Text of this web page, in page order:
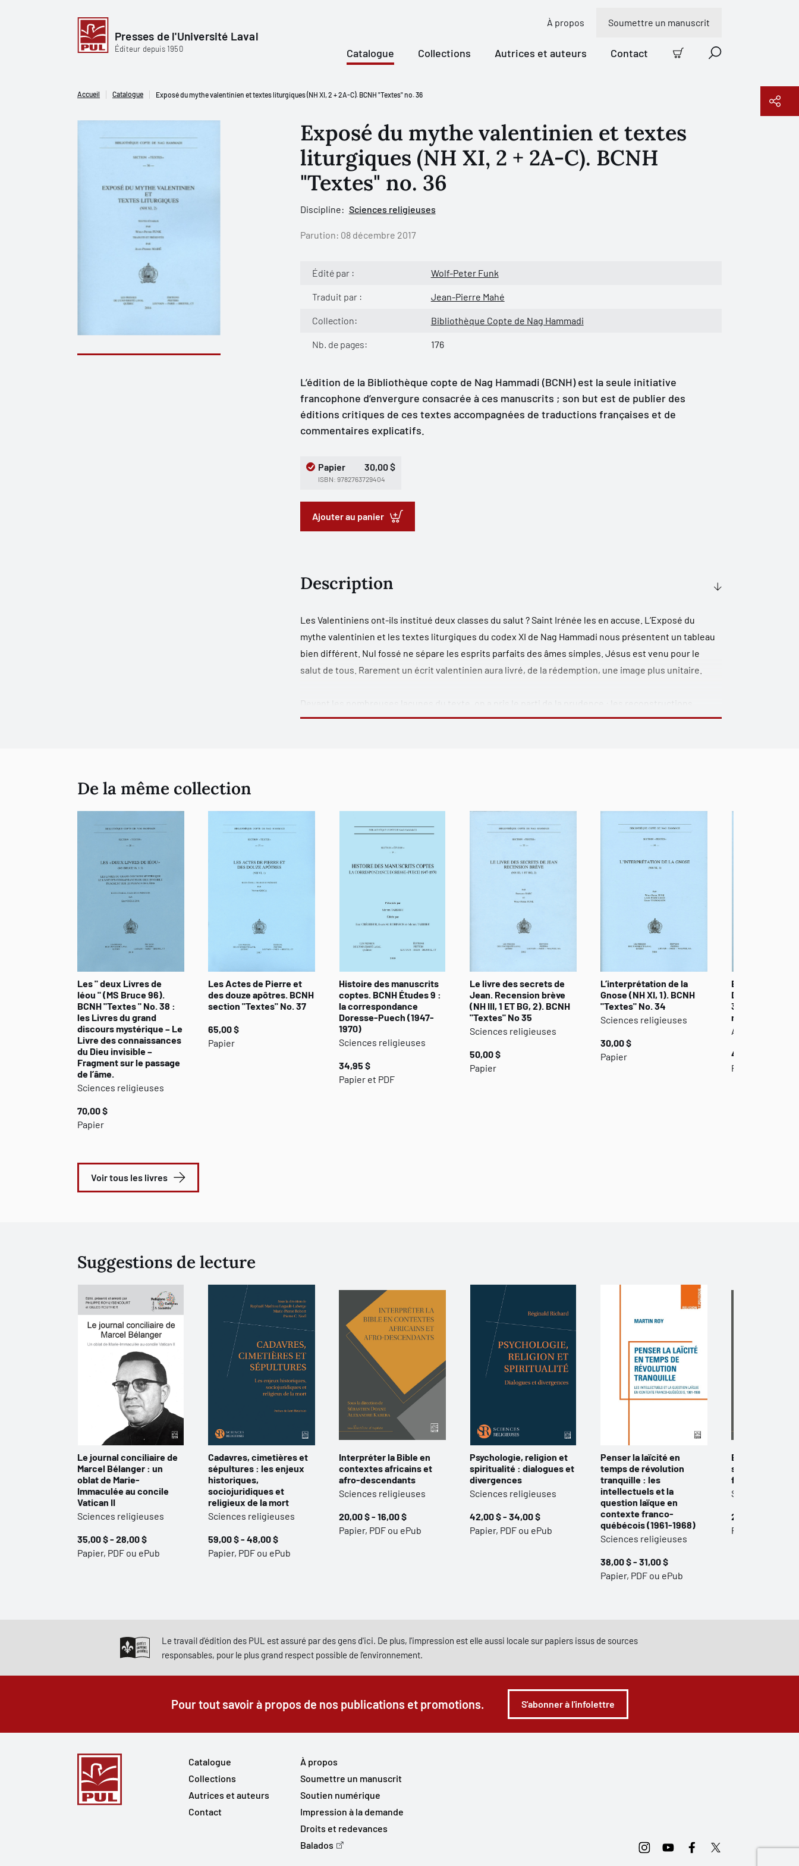
Presses de l'Université Laval
Éditeur depuis 1950
À propos Soumettre un manuscrit
Catalogue Collections Autrices et auteurs Contact
Panier Recherche
Accueil Catalogue Exposé du mythe valentinien et textes liturgiques (NH XI, 2 + 2A-C). BCNH "Textes" no. 36
Exposé du mythe valentinien et textes
liturgiques (NH XI, 2 + 2A-C). BCNH
"Textes" no. 36
Discipline: Sciences religieuses
Parution: 08 décembre 2017
Édité par : Wolf-Peter Funk
Traduit par : Jean-Pierre Mahé
Collection: Bibliothèque Copte de Nag Hammadi
Nb. de pages: 176
L’édition de la Bibliothèque copte de Nag Hammadi (BCNH) est la seule initiative
francophone d’envergure consacrée à ces manuscrits ; son but est de publier des
éditions critiques de ces textes accompagnées de traductions françaises et de
commentaires explicatifs.
Papier 30,00 $
ISBN: 9782763729404
Ajouter au panier
Description
Les Valentiniens ont-ils institué deux classes du salut ? Saint Irénée les en accuse. L’Exposé du
mythe valentinien et les textes liturgiques du codex XI de Nag Hammadi nous présentent un tableau
bien différent. Nul fossé ne sépare les esprits parfaits des âmes simples. Jésus est venu pour le
salut de tous. Rarement un écrit valentinien aura livré, de la rédemption, une image plus unitaire.
Devant les nombreuses lacunes du texte, on a pris le parti de la prudence : les reconstructions
proposées procèdent de la logique et de la grammaire, à l’exclusion de tout parallèle avec d’autres
En cette fin du IIesiècle, le valentinisme n’est pas encore une secte. C’est une interprétation globale
de la vie chrétienne qui espère pouvoir concerner la totalité des fidèles.
De la même collection
Les " deux Livres de
Iéou " (MS Bruce 96).
BCNH "Textes " No. 38 :
les Livres du grand
discours mystérique – Le
Livre des connaissances
du Dieu invisible –
Fragment sur le passage
de l’âme.
Sciences religieuses
70,00 $
Papier
Les Actes de Pierre et
des douze apôtres. BCNH
section "Textes" No. 37
65,00 $
Papier
Histoire des manuscrits
coptes. BCNH Études 9 :
la correspondance
Doresse-Puech (1947-
1970)
Sciences religieuses
34,95 $
Papier et PDF
Le livre des secrets de
Jean. Recension brève
(NH III, 1 ET BG, 2). BCNH
"Textes" No 35
Sciences religieuses
50,00 $
Papier
L’interprétation de la
Gnose (NH XI, 1). BCNH
"Textes" No. 34
Sciences religieuses
30,00 $
Papier
Eugnoste.
Dieu
3 et V,1). BCNH
no. 33:
Arts - études
40,00 $
Papier
Voir tous les livres
Suggestions de lecture
Le journal conciliaire de
Marcel Bélanger : un
oblat de Marie-
Immaculée au concile
Vatican II
Sciences religieuses
35,00 $ - 28,00 $
Papier, PDF ou ePub
Cadavres, cimetières et
sépultures : les enjeux
historiques,
sociojuridiques et
religieux de la mort
Sciences religieuses
59,00 $ - 48,00 $
Papier, PDF ou ePub
Interpréter la Bible en
contextes africains et
afro-descendants
Sciences religieuses
20,00 $ - 16,00 $
Papier, PDF ou ePub
Psychologie, religion et
spiritualité : dialogues et
divergences
Sciences religieuses
42,00 $ - 34,00 $
Papier, PDF ou ePub
Penser la laïcité en
temps de révolution
tranquille : les
intellectuels et la
question laïque en
contexte franco-
québécois (1961-1968)
Sciences religieuses
38,00 $ - 31,00 $
Papier, PDF ou ePub
Bible, genres et
sexualités : " Ni
femelle " (Ga
Sciences
25,00 $ - 20,00
Papier et ePub
Le travail d'édition des PUL est assuré par des gens d'ici. De plus, l'impression est elle aussi locale sur papiers issus de sources
responsables, pour le plus grand respect possible de l'environnement.
Pour tout savoir à propos de nos publications et promotions. S'abonner à l'infolettre
Catalogue
Collections
Autrices et auteurs
Contact
À propos
Soumettre un manuscrit
Soutien numérique
Impression à la demande
Droits et redevances
Balados
InstagramYoutubeFacebookTwitter